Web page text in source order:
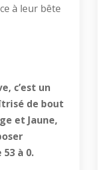
à leur bête
c’est un
de bout
et Jaune,
à 0.